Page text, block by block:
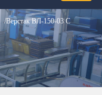
Верстак ВЛ-150-03 С